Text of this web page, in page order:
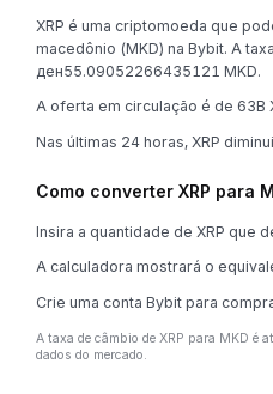
XRP é uma criptomoeda que
macedônio (MKD) na Bybit. A
ден55.09052266435121 MKD.
A oferta em circulação é de 63B
Nas últimas 24 horas, XRP
Como converter XRP para
Insira a quantidade de XRP que
A calculadora mostrará o
Crie uma conta Bybit para
A taxa de câmbio de XRP para MKD é
dados do mercado.